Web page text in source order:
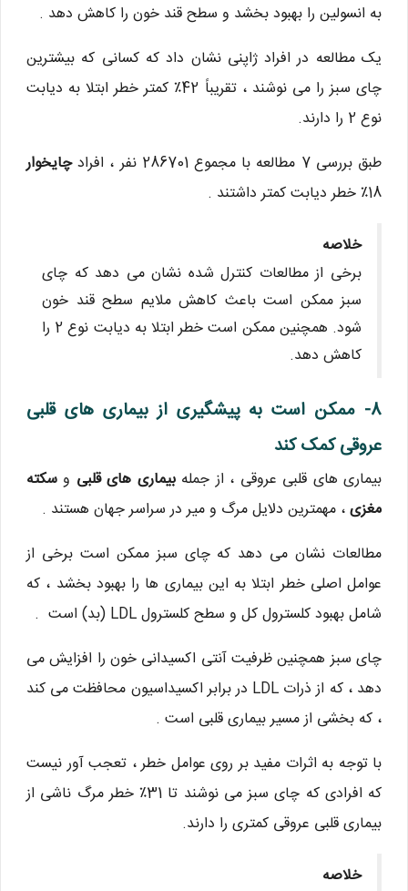
به انسولین را بهبود بخشد و سطح قند خون را کاهش دهد .
یک مطالعه در افراد ژاپنی نشان داد که کسانی که بیشترین
چای سبز را می نوشند ، تقریباً 42٪ کمتر خطر ابتلا به دیابت
نوع 2 را دارند.
طبق بررسی 7 مطالعه با مجموع 286701 نفر ، افراد
چایخوار
18٪ خطر دیابت کمتر داشتند .
خلاصه
برخی از مطالعات کنترل شده نشان می دهد که چای
سبز ممکن است باعث کاهش ملایم سطح قند خون
شود. همچنین ممکن است خطر ابتلا به دیابت نوع 2 را
کاهش دهد.
8- ممکن است به پیشگیری از بیماری های قلبی
عروقی کمک کند
بیماری های قلبی عروقی ، از جملهبیماری های قلبی و سکته
مغزی، مهمترین دلایل مرگ و میر در سراسر جهان هستند .
مطالعات نشان می دهد که چای سبز ممکن است برخی از
عوامل اصلی خطر ابتلا به این بیماری ها را بهبود بخشد ، که
شامل بهبود کلسترول کل و سطح کلسترول LDL (بد) است .
چای سبز همچنین ظرفیت آنتی اکسیدانی خون را افزایش می
دهد ، که از ذرات LDL در برابر اکسیداسیون محافظت می کند
، که بخشی از مسیر بیماری قلبی است .
با توجه به اثرات مفید بر روی عوامل خطر ، تعجب آور نیست
که افرادی که چای سبز می نوشند تا 31٪ خطر مرگ ناشی از
بیماری قلبی عروقی کمتری را دارند.
خلاصه